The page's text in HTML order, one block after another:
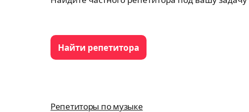
Найти репетитора
Репетиторы по музыке